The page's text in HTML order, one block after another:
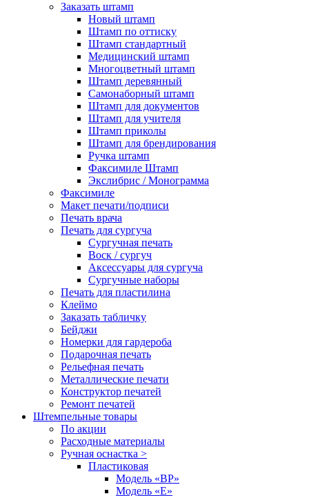
Заказать штамп
Новый штамп
Штамп по оттиску
Штамп стандартный
Медицинский штамп
Многоцветный штамп
Штамп деревянный
Самонаборный штамп
Штамп для документов
Штамп для учителя
Штамп приколы
Штамп для брендирования
Ручка штамп
Факсимиле Штамп
Экслибрис / Монограмма
Факсимиле
Макет печати/подписи
Печать врача
Печать для сургуча
Сургучная печать
Воск / сургуч
Аксессуары для сургуча
Сургучные наборы
Печать для пластилина
Клеймо
Заказать табличку
Бейджи
Номерки для гардероба
Подарочная печать
Рельефная печать
Металлические печати
Конструктор печатей
Ремонт печатей
Штемпельные товары
По акции
Расходные материалы
Ручная оснастка >
Пластиковая
Модель «BP»
Модель «E»